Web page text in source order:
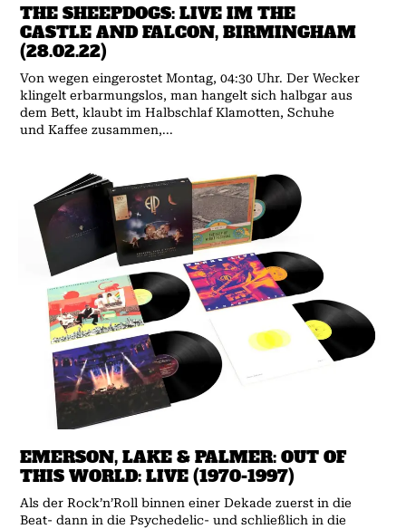
THE SHEEPDOGS: LIVE IM THE
CASTLE AND FALCON, BIRMINGHAM
(28.02.22)
Von wegen eingerostet Montag, 04:30 Uhr. Der Wecker
klingelt erbarmungslos, man hangelt sich halbgar aus
dem Bett, klaubt im Halbschlaf Klamotten, Schuhe
und Kaffee zusammen,...
EMERSON, LAKE & PALMER: OUT OF
THIS WORLD: LIVE (1970-1997)
Als der Rock’n’Roll binnen einer Dekade zuerst in die
Beat- dann in die Psychedelic- und schließlich in die